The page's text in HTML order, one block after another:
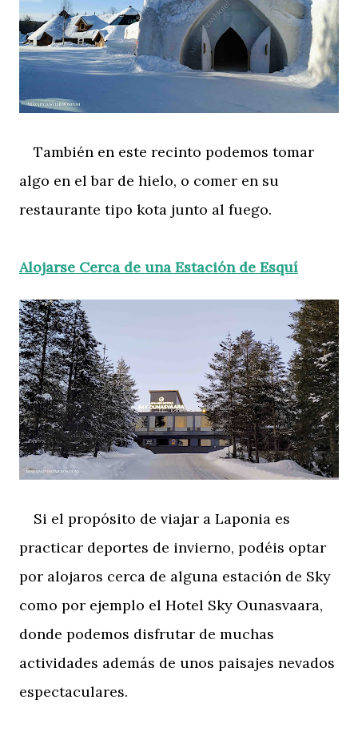
También en este recinto podemos tomar
algo en el bar de hielo, o comer en su
restaurante tipo kota junto al fuego.
Alojarse Cerca de una Estación de Esquí
Si el propósito de viajar a Laponia es
practicar deportes de invierno, podéis optar
por alojaros cerca de alguna estación de Sky
como por ejemplo el Hotel Sky Ounasvaara,
donde podemos disfrutar de muchas
actividades además de unos paisajes nevados
espectaculares.